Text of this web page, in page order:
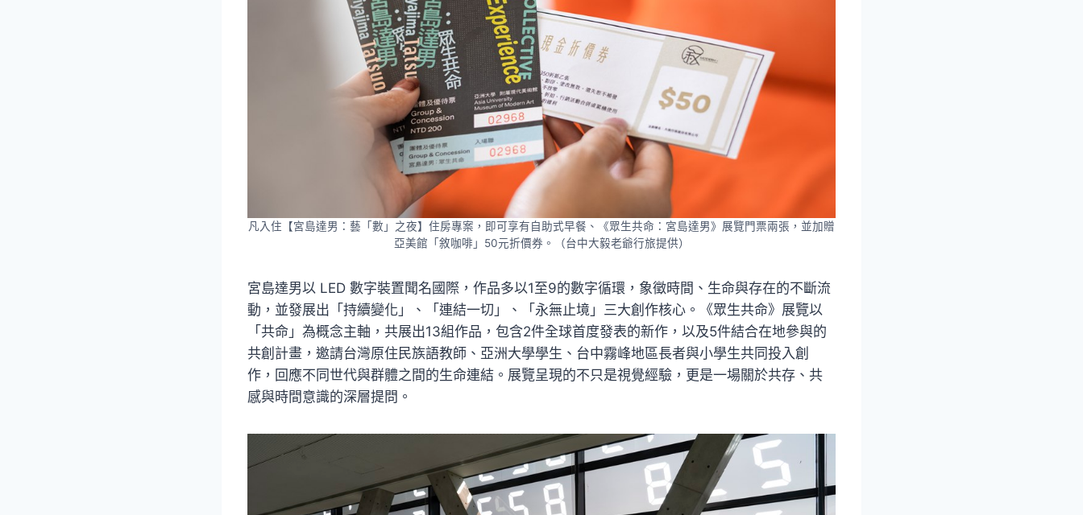
凡入住【宮島達男：藝「數」之夜】住房專案，即可享有自助式早餐、《眾生共命：宮島達男》展覽門票兩張，並加贈
亞美館「敘咖啡」50元折價券。（台中大毅老爺行旅提供）
宮島達男以 LED 數字裝置聞名國際，作品多以1至9的數字循環，象徵時間、生命與存在的不斷流
動，並發展出「持續變化」、「連結一切」、「永無止境」三大創作核心。《眾生共命》展覽以
「共命」為概念主軸，共展出13組作品，包含2件全球首度發表的新作，以及5件結合在地參與的
共創計畫，邀請台灣原住民族語教師、亞洲大學學生、台中霧峰地區長者與小學生共同投入創
作，回應不同世代與群體之間的生命連結。展覽呈現的不只是視覺經驗，更是一場關於共存、共
感與時間意識的深層提問。